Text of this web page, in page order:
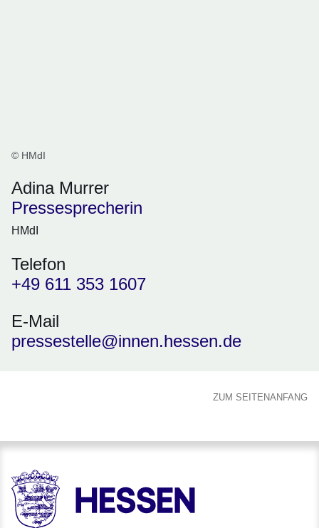
© HMdI
Adina Murrer
Pressesprecherin
HMdI
Telefon
+49 611 353 1607
E-Mail
pressestelle@innen.hessen.de
ZUM SEITENANFANG
HESSEN - Hessische Landesregierung